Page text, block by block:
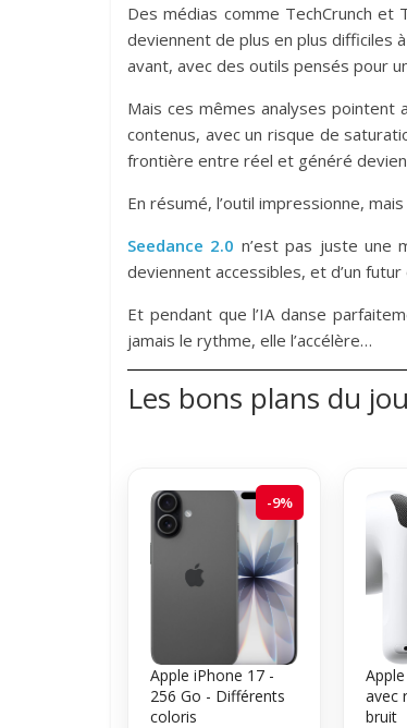
Des médias comme TechCrunch
deviennent de plus en plus difficiles
avant, avec des outils pensés pour
Mais ces mêmes analyses pointent
contenus, avec un risque de
frontière entre réel et généré
En résumé, l’outil impressionne,
Seedance 2.0 n’est pas juste une
deviennent accessibles, et d’un
Et pendant que l’IA danse
jamais le rythme, elle l’accélère…
Les bons plans du
-9%
Apple iPhone 17 -
256 Go - Différents
coloris
avec
bruit